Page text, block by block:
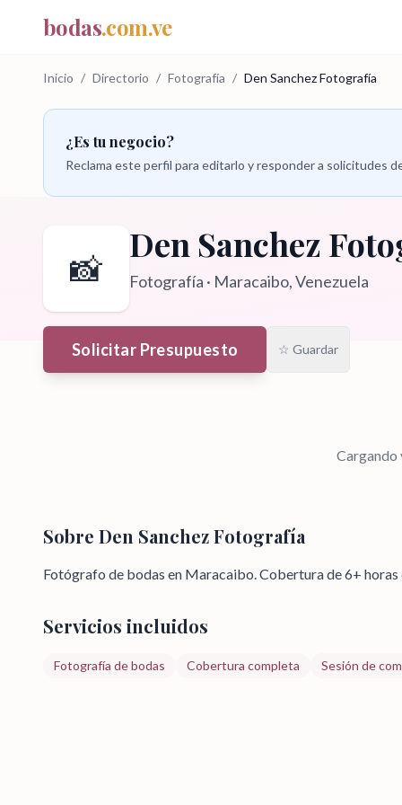
bodas.com.ve
Inicio / Directorio / Fotografía / Den Sanchez Fotografía
¿Es tu negocio?
Reclama este perfil para editarlo y responder a solicitudes
📸
Den Sanchez
Fotografía · Maracaibo, Venezuela
Solicitar Presupuesto ☆ Guardar
Cargando
Sobre Den Sanchez Fotografía
Fotógrafo de bodas en Maracaibo. Cobertura de 6+
Servicios incluidos
Fotografía de bodas Cobertura completa Sesión de